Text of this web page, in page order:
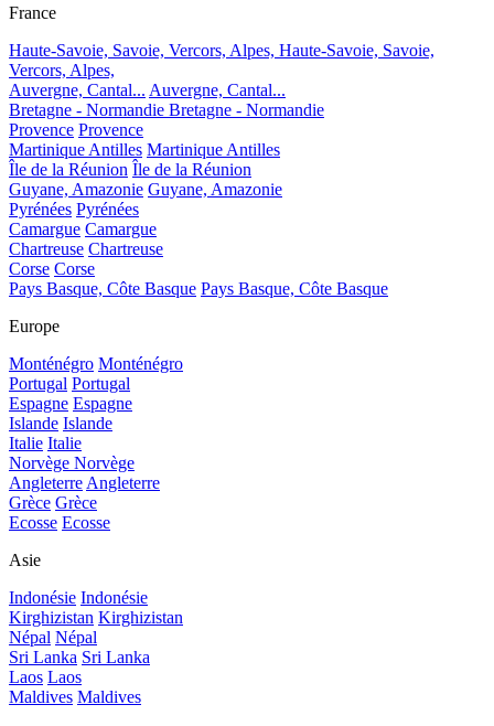
France
Haute-Savoie, Savoie, Vercors, Alpes, Haute-Savoie, Savoie,
Vercors, Alpes,
Auvergne, Cantal... Auvergne, Cantal...
Bretagne - Normandie Bretagne - Normandie
Provence Provence
Martinique Antilles Martinique Antilles
Île de la Réunion Île de la Réunion
Guyane, Amazonie Guyane, Amazonie
Pyrénées Pyrénées
Camargue Camargue
Chartreuse Chartreuse
Corse Corse
Pays Basque, Côte Basque Pays Basque, Côte Basque
Europe
Monténégro Monténégro
Portugal Portugal
Espagne Espagne
Islande Islande
Italie Italie
Norvège Norvège
Angleterre Angleterre
Grèce Grèce
Ecosse Ecosse
Asie
Indonésie Indonésie
Kirghizistan Kirghizistan
Népal Népal
Sri Lanka Sri Lanka
Laos Laos
Maldives Maldives